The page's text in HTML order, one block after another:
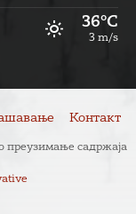
36°C
3 m/s
Контакт
преузимање садржаја